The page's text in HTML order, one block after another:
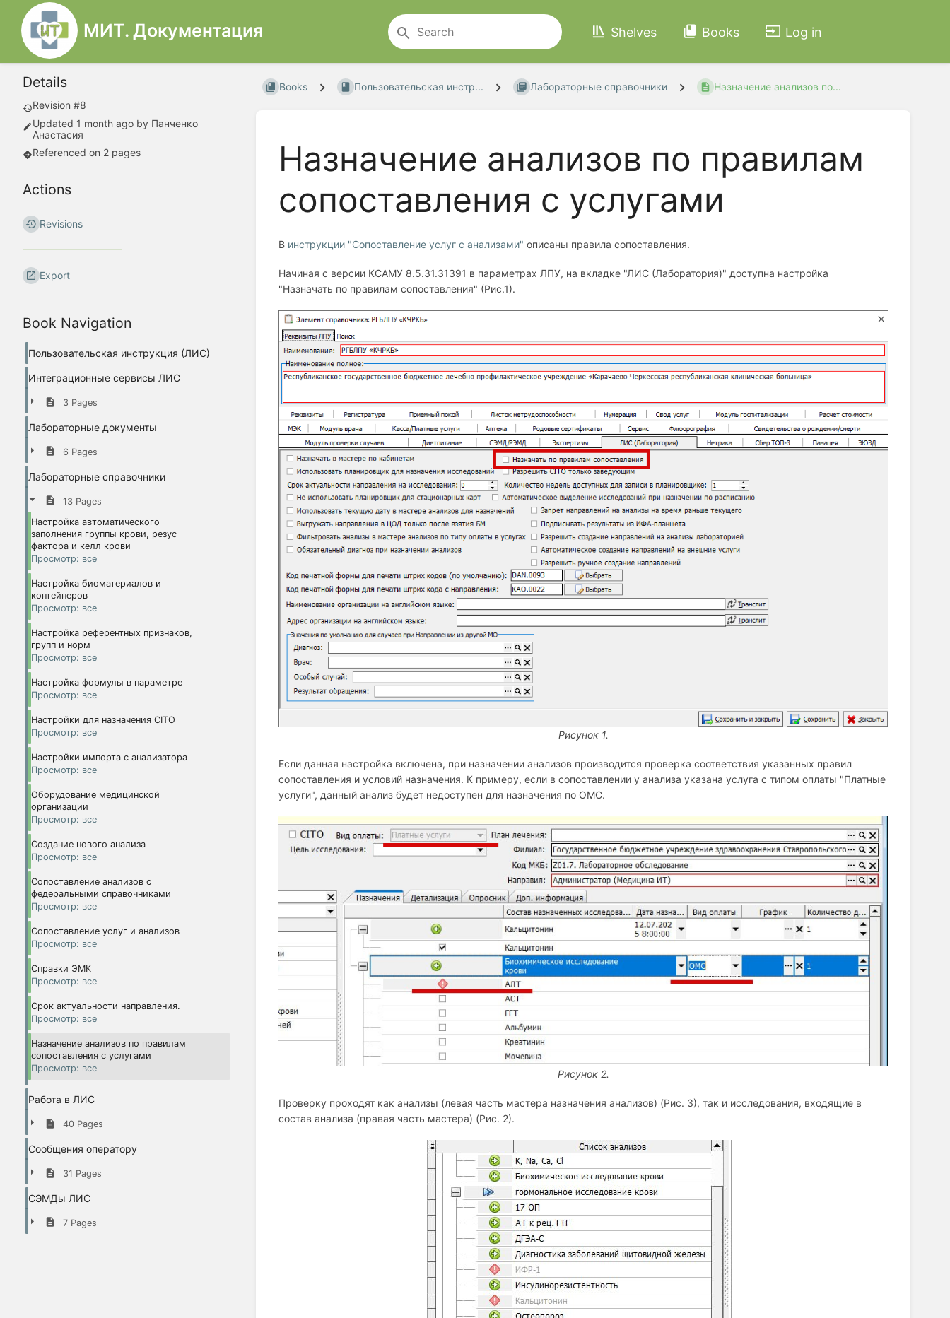
МИТ. Документация Shelves Books Log in
Details
Revision #8
Updated 1 month ago by Панченко
Анастасия
Referenced on 2 pages
Actions
Revisions
Export
Book Navigation
Пользовательская инструкция (ЛИС)
Интеграционные сервисы ЛИС
3 Pages
Лабораторные документы
6 Pages
Лабораторные справочники
13 Pages
Настройка автоматического
заполнения группы крови, резус
фактора и келл крови
Просмотр: все
Настройка биоматериалов и
контейнеров
Просмотр: все
Настройка референтных признаков,
групп и норм
Просмотр: все
Настройка формулы в параметре
Просмотр: все
Настройки для назначения CITO
Просмотр: все
Настройки импорта с анализатора
Просмотр: все
Оборудование медицинской
организации
Просмотр: все
Создание нового анализа
Просмотр: все
Сопоставление анализов с
федеральными справочниками
Просмотр: все
Сопоставление услуг и анализов
Просмотр: все
Справки ЭМК
Просмотр: все
Срок актуальности направления.
Просмотр: все
Назначение анализов по правилам
сопоставления с услугами
Просмотр: все
Работа в ЛИС
40 Pages
Сообщения оператору
31 Pages
СЭМДы ЛИС
7 Pages
Books Пользовательская инстр... Лабораторные справочники Назначение анализов по...
Назначение анализов по правилам
сопоставления с услугами
В инструкции "Сопоставление услуг с анализами" описаны правила сопоставления.
Начиная с версии КСАМУ 8.5.31.31391 в параметрах ЛПУ, на вкладке "ЛИС (Лаборатория)" доступна настройка
"Назначать по правилам сопоставления" (Рис.1).
Рисунок 1.
Если данная настройка включена, при назначении анализов производится проверка соответствия указанных правил
сопоставления и условий назначения. К примеру, если в сопоставлении у анализа указана услуга с типом оплаты "Платные
услуги", данный анализ будет недоступен для назначения по ОМС.
Рисунок 2.
Проверку проходят как анализы (левая часть мастера назначения анализов) (Рис. 3), так и исследования, входящие в
состав анализа (правая часть мастера) (Рис. 2).